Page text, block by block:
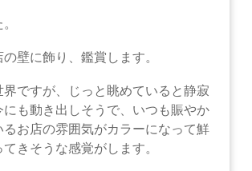
壁に飾り、鑑賞します。
ですが、じっと眺めていると静寂
にも動き出しそうで、いつも賑やか
お店の雰囲気がカラーになって鮮
きそうな感覚がします。